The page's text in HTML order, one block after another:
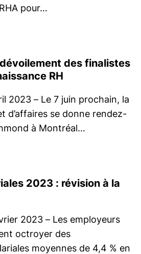
pour…
des finalistes
RH
2023 – Le 7 juin prochain, la
d’affaires se donne rendez-
à Montréal…
2023 : révision à la
2023 – Les employeurs
octroyer des
moyennes de 4,4 % en